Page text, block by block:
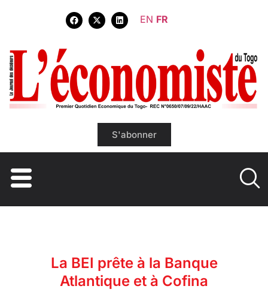
EN FR
S'abonner
La BEI prête à la Banque
Atlantique et à Cofina